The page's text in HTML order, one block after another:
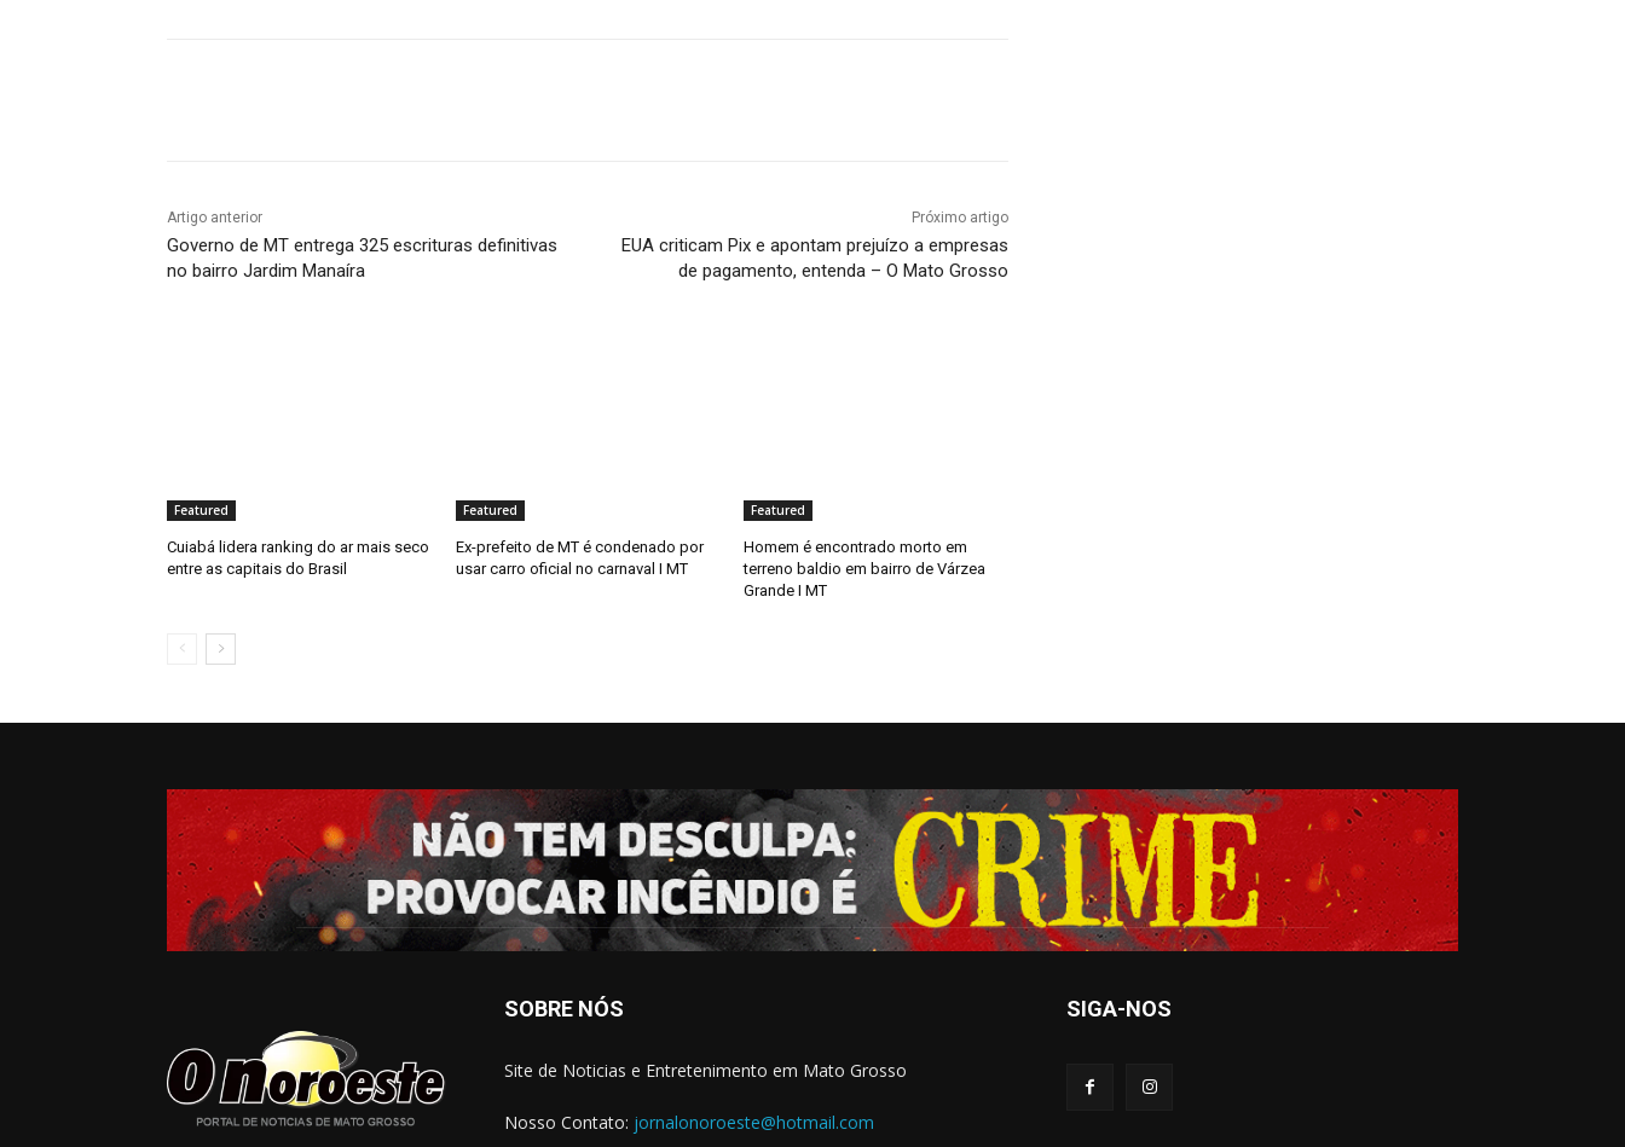
Artigo anterior
Governo de MT entrega 325 escrituras definitivas
no bairro Jardim Manaíra
Próximo artigo
EUA criticam Pix e apontam prejuízo a empresas
de pagamento, entenda – O Mato Grosso
Featured
Cuiabá lidera ranking do ar mais seco
entre as capitais do Brasil
Featured
Ex-prefeito de MT é condenado por
usar carro oficial no carnaval I MT
Featured
Homem é encontrado morto em
terreno baldio em bairro de Várzea
Grande I MT
SOBRE NÓS
Site de Noticias e Entretenimento em Mato Grosso
Nosso Contato: jornalonoroeste@hotmail.com
SIGA-NOS